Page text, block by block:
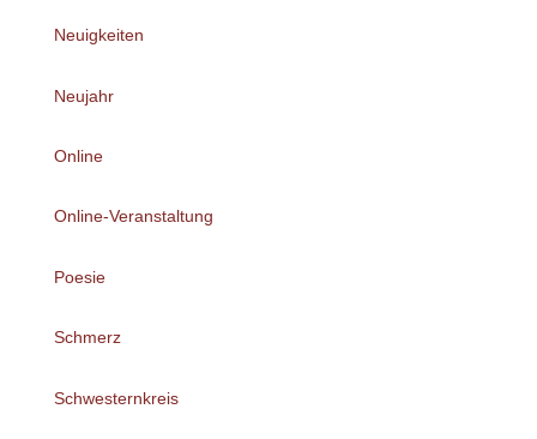
Neuigkeiten
Neujahr
Online
Online-Veranstaltung
Poesie
Schmerz
Schwesternkreis